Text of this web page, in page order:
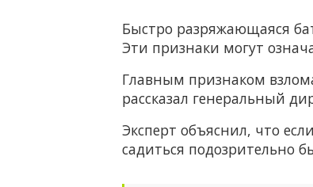
Быстро разряжающаяся
Эти признаки могут
Главным признаком
рассказал генеральный
Эксперт объяснил, что
садиться подозрительно